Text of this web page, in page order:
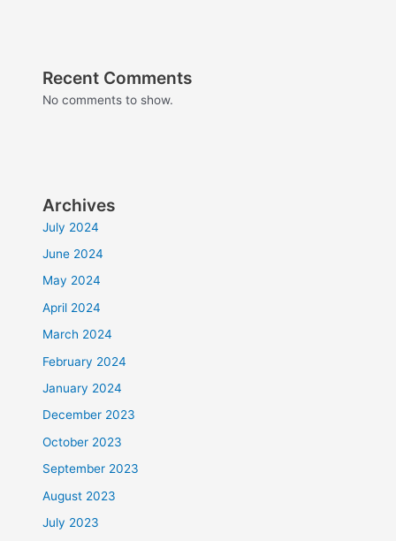
Recent Comments
No comments to show.
Archives
July 2024
June 2024
May 2024
April 2024
March 2024
February 2024
January 2024
December 2023
October 2023
September 2023
August 2023
July 2023